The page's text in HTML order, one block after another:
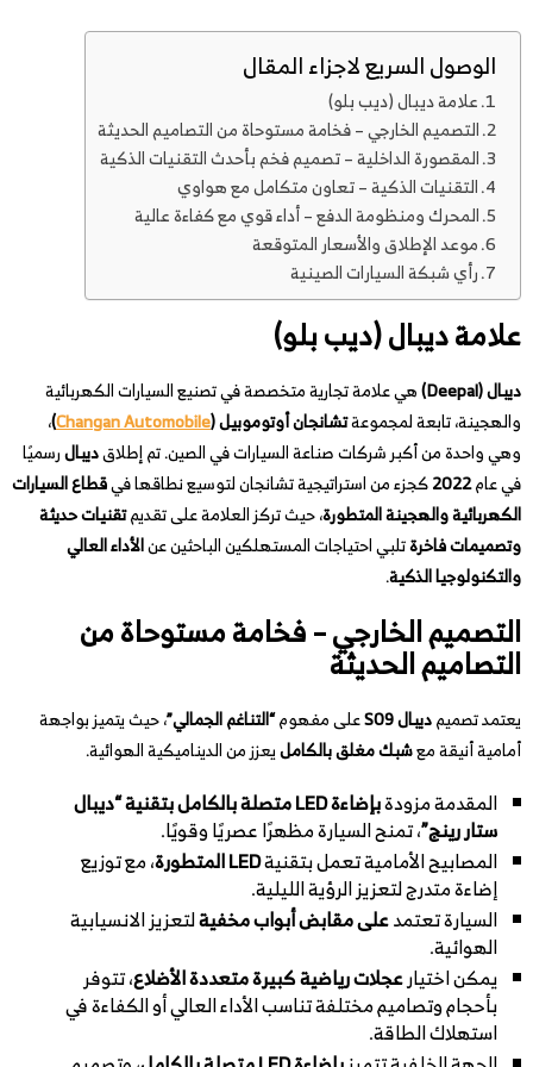
الوصول السريع لاجزاء المقال
علامة ديبال (ديب بلو)
التصميم الخارجي – فخامة مستوحاة من التصاميم الحديثة
المقصورة الداخلية – تصميم فخم بأحدث التقنيات الذكية
التقنيات الذكية – تعاون متكامل مع هواوي
المحرك ومنظومة الدفع – أداء قوي مع كفاءة عالية
موعد الإطلاق والأسعار المتوقعة
رأي شبكة السيارات الصينية
علامة ديبال (ديب بلو)
ديبال (Deepal)
هي علامة تجارية متخصصة في تصنيع السيارات الكهربائية
والهجينة، تابعة لمجموعةتشانجان أوتوموبيل (Changan Automobile
)،
وهي واحدة من أكبر شركات صناعة السيارات في الصين. تم إطلاقديبالرسميًا
في عام2022كجزء من استراتيجية تشانجان لتوسيع نطاقها فيقطاع السيارات
الكهربائية والهجينة المتطورة، حيث تركز العلامة على تقديمتقنيات حديثة
وتصميمات فاخرةتلبي احتياجات المستهلكين الباحثين عنالأداء العالي
والتكنولوجيا الذكية.
التصميم الخارجي – فخامة مستوحاة من
التصاميم الحديثة
يعتمد تصميمديبال S09 على مفهوم“التناغم الجمالي”، حيث يتميز بواجهة
أمامية أنيقة معشبك مغلق بالكامليعزز من الديناميكية الهوائية.
المقدمة مزودة
بإضاءة LED متصلة بالكامل بتقنية “ديبال
ستار رينج”، تمنح السيارة مظهرًا عصريًا وقويًا.
المصابيح الأمامية تعمل بتقنيةLED المتطورة
، مع توزيع
إضاءة متدرج لتعزيز الرؤية الليلية.
السيارة تعتمدعلى مقابض أبواب مخفيةلتعزيز الانسيابية
الهوائية.
يمكن اختيارعجلات رياضية كبيرة متعددة الأضلاع، تتوفر
بأحجام وتصاميم مختلفة تناسب الأداء العالي أو الكفاءة في
استهلاك الطاقة.